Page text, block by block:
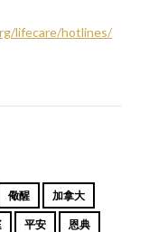
lifecare/hotlines/
儆醒 加拿大
平安 恩典